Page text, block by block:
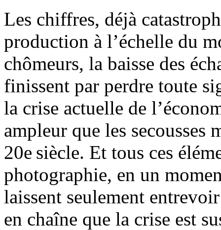
Les chiffres, déjà
production à l’échelle du
chômeurs, la baisse des
finissent par perdre toute
la crise actuelle de
ampleur que les secousses
20e siècle. Et tous ces
photographie, en un
laissent seulement
en chaîne que la crise est